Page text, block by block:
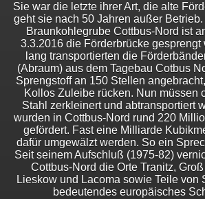
Sie war die letzte ihrer Art, die alte
geht sie nach 50 Jahren außer
Braunkohlegrube Cottbus-Nord ist
3.3.2016 die Förderbrücke gesprengt
lang transportierten die
(Abraum) aus dem Tagebau Cotbus
Sprengstoff an 150 Stellen
Kollos Zuleibe rücken. Nun müssen
Stahl zerkleinert und abtransportiert
wurden in Cottbus-Nord rund 220
gefördert. Fast eine Milliarde
dafür umgewälzt werden. So ein
Seit seinem Aufschluß (1975-82)
Cottbus-Nord die Orte Tranitz,
Lieskow und Lacoma sowie Teile von
bedeutendes europäisches